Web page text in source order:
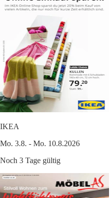
IKEA
Mo. 3.8. - Mo. 10.8.2026
Noch 3 Tage gültig